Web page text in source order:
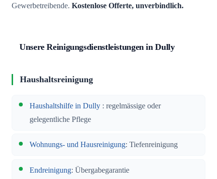
Gewerbetreibende. Kostenlose Offerte, unverbindlich.
Unsere Reinigungsdienstleistungen in Dully
Haushaltsreinigung
Haushaltshilfe in Dully : regelmässige oder
gelegentliche Pflege
Wohnungs- und Hausreinigung: Tiefenreinigung
Endreinigung: Übergabegarantie